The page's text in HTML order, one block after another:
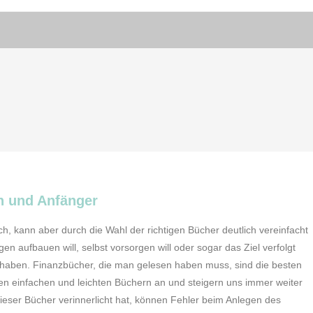
und Anfänger
kann aber durch die Wahl der richtigen Bücher deutlich vereinfacht
aufbauen will, selbst vorsorgen will oder sogar das Ziel verfolgt
Finanzbücher, die man gelesen haben muss, sind die besten
einfachen und leichten Büchern an und steigern uns immer weiter
Bücher verinnerlicht hat, können Fehler beim Anlegen des